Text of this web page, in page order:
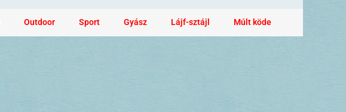
Outdoor Sport Gyász Lájf-sztájl Múlt köde